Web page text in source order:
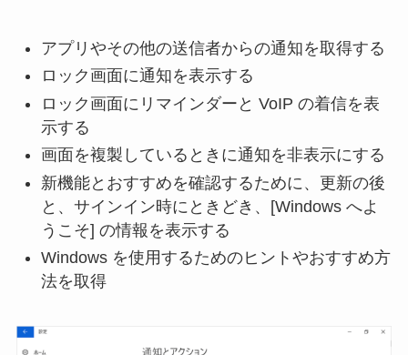
アプリやその他の送信者からの通知を取得する
ロック画面に通知を表示する
ロック画面にリマインダーと VoIP の着信を表
示する
画面を複製しているときに通知を非表示にする
新機能とおすすめを確認するために、更新の後
と、サインイン時にときどき、[Windows へよ
うこそ] の情報を表示する
Windows を使用するためのヒントやおすすめ方
法を取得